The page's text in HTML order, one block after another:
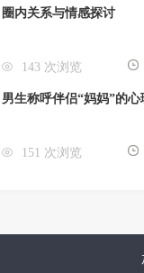
圈内关系与情感探讨
143 次浏览
男生称呼伴侣“妈妈”的心
151 次浏览